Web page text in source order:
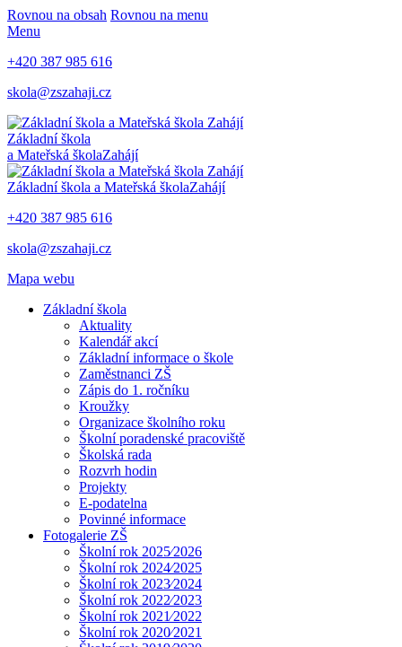
Rovnou na obsah Rovnou na menu
Menu
+420 387 985 616
skola@zszahaji.cz
Základní škola
a Mateřská školaZahájí
Základní škola a Mateřská školaZahájí
+420 387 985 616
skola@zszahaji.cz
Mapa webu
Základní škola
Aktuality
Kalendář akcí
Základní informace o škole
Zaměstnanci ZŠ
Zápis do 1. ročníku
Kroužky
Organizace školního roku
Školní poradenské pracoviště
Školská rada
Rozvrh hodin
Projekty
E-podatelna
Povinné informace
Fotogalerie ZŠ
Školní rok 2025⁄2026
Školní rok 2024⁄2025
Školní rok 2023⁄2024
Školní rok 2022⁄2023
Školní rok 2021⁄2022
Školní rok 2020⁄2021